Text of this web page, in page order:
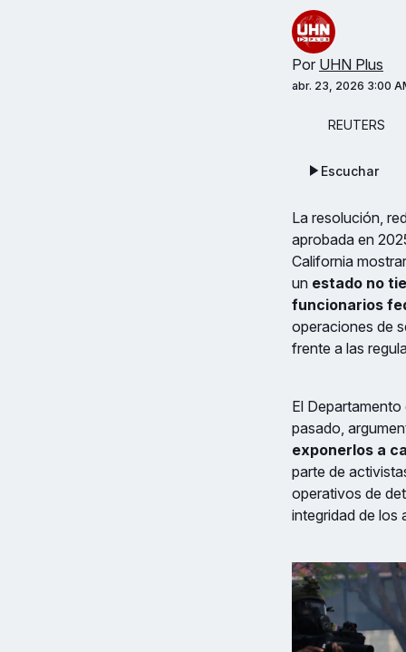
Por UHN Plus
abr. 23, 2026 3:00
REUTERS
Escuchar
La resolución,
aprobada en
California
un estado no
funcionarios
operaciones de
frente a las
El
pasado,
exponerlos a
parte de
operativos de
integridad de los